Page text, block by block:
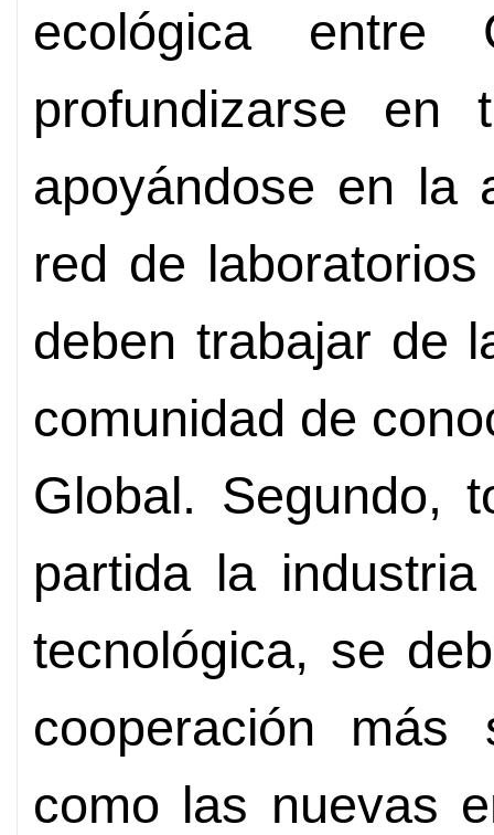
ecológica
profundizarse en
apoyándose en la
red de
deben trabajar de
comunidad de
Global. Segundo,
partida la
tecnológica, se
cooperación más
como las nuevas